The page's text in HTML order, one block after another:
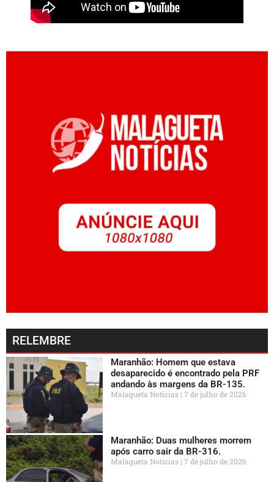
RELEMBRE
Maranhão: Homem que estava
desaparecido é encontrado pela PRF
andando às margens da BR-135.
Malagueta Notícias 7 de julho de 2026
Maranhão: Duas mulheres morrem
após carro sair da BR-316.
Malagueta Notícias 7 de julho de 2026